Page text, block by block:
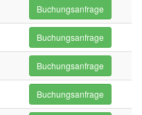
Buchungsanfrage
Buchungsanfrage
Buchungsanfrage
Buchungsanfrage